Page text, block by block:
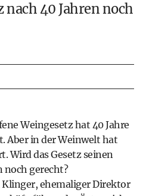
nach 40 Jahren noch
Weingesetz hat 40 Jahre
Aber in der Weinwelt hat
Wird das Gesetz seinen
gerecht?
ehemaliger Direktor